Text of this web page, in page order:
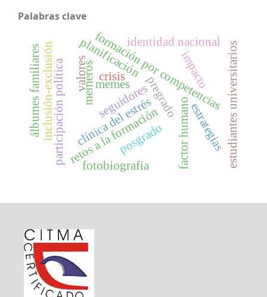
Palabras clave
formación por competencias
posgrado
pregrado
retos a la formación factor humano
memes
memerosseguidores
participación política clínica del estrés
identidad nacional
impacto
valores
estrategias
planificación
inclusión-exclusión estudiantes universitarios
álbumes familiares
fotobiografía
crisis